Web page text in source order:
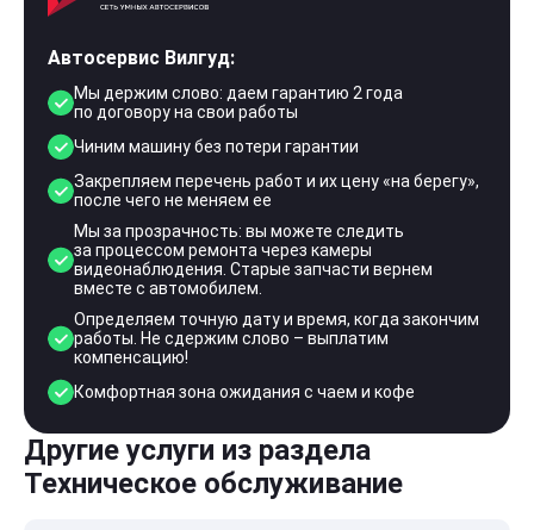
Автосервис Вилгуд:
Мы держим слово: даем гарантию 2 года
по договору на свои работы
Чиним машину без потери гарантии
Закрепляем перечень работ и их цену «на берегу»,
после чего не меняем ее
Мы за прозрачность: вы можете следить
за процессом ремонта через камеры
видеонаблюдения. Старые запчасти вернем
вместе с автомобилем.
Определяем точную дату и время, когда закончим
работы. Не сдержим слово – выплатим
компенсацию!
Комфортная зона ожидания с чаем и кофе
Другие услуги из раздела
Техническое обслуживание